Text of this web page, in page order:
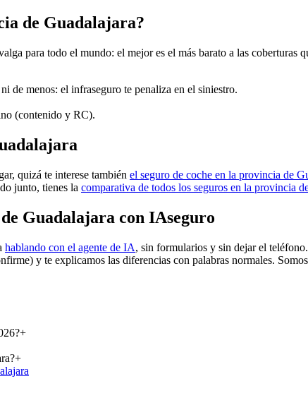
de Guadalajara?
para todo el mundo: el mejor es el más barato a las coberturas
de menos: el infraseguro te penaliza en el siniestro.
(contenido y RC).
quizá te interese también el seguro de coche en la provincia de
junto, tienes la comparativa de todos los seguros en la provincia
Guadalajara con IAseguro
hablando con el agente de IA, sin formularios y sin dejar el
y te explicamos las diferencias con palabras normales.
+
+